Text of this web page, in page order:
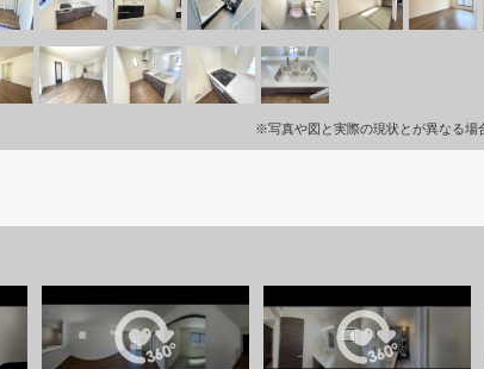
※写真や図と実際の現状とが異なる場